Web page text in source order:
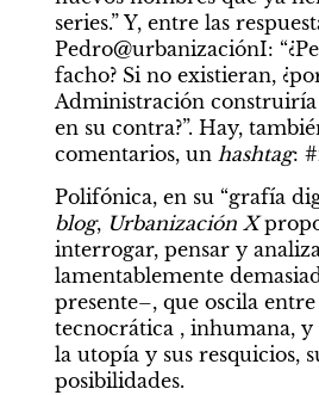
series.” Y, entre las
Pedro@urbanizaciónI:
facho? Si no existieran,
Administración construiría
en su contra?”. Hay,
comentarios, un hashtag:
Polifónica, en su “grafía
blog, Urbanización X
interrogar, pensar y
lamentablemente
presente–, que oscila
tecnocrática , inhumana,
la utopía y sus resquicios,
posibilidades.